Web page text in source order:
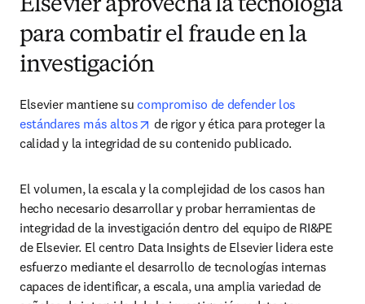
Elsevier aprovecha la tecnología
para combatir el fraude en la
investigación
Elsevier mantiene su compromiso de defender los
estándares más altos
opens in new tab/window
de rigor y ética para proteger la
calidad y la integridad de su contenido publicado.
El volumen, la escala y la complejidad de los casos han
hecho necesario desarrollar y probar herramientas de
integridad de la investigación dentro del equipo de RI&PE
de Elsevier. El centro Data Insights de Elsevier lidera este
esfuerzo mediante el desarrollo de tecnologías internas
capaces de identificar, a escala, una amplia variedad de